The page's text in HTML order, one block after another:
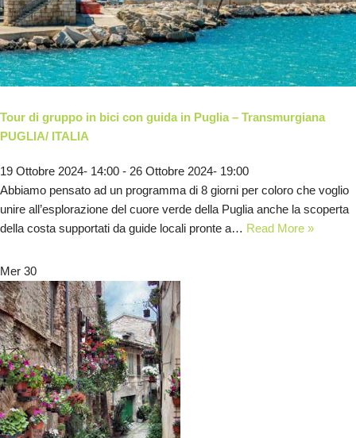
Tour di gruppo in bici con guida in Puglia – Transmurgiana
PUGLIA/ ITALIA
19 Ottobre 2024- 14:00 - 26 Ottobre 2024- 19:00
Abbiamo pensato ad un programma di 8 giorni per coloro che voglio
unire all’esplorazione del cuore verde della Puglia anche la scoperta
della costa supportati da guide locali pronte a… Read More »
Mer 30